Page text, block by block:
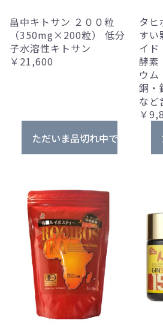
畠中キトサン ２００粒
（350mg×200粒） 低分
子水溶性キトサン
￥21,600
ただいま品切れ中です。
タヒ
すい
イド
酵素
ウム
銅・
など
￥